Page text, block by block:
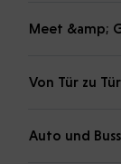
Meet &amp;
Von Tür zu Tür
Auto und